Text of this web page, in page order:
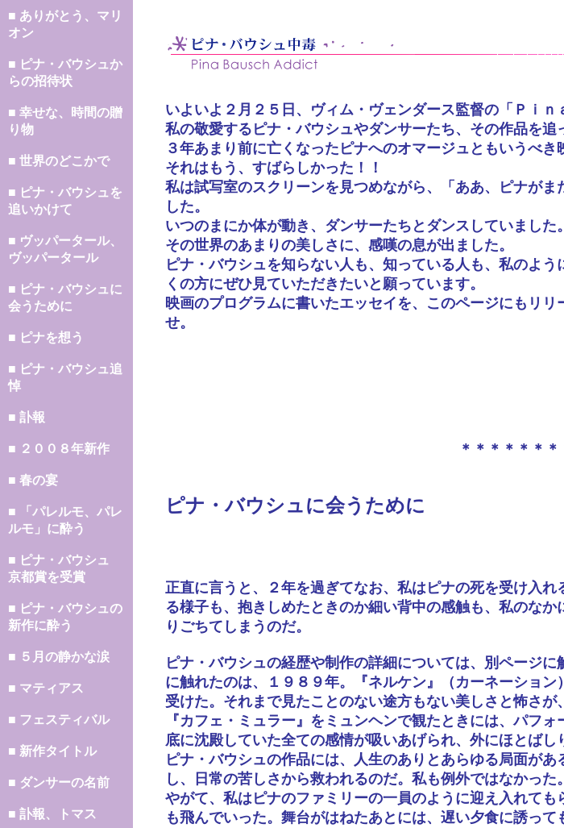
■ ありがとう、マリ
オン
■ ピナ・バウシュか
らの招待状
■ 幸せな、時間の贈
り物
■ 世界のどこかで
■ ピナ・バウシュを
追いかけて
■ ヴッパータール、
ヴッパータール
■ ピナ・バウシュに
会うために
■ ピナを想う
■ ピナ・バウシュ追
悼
■ 訃報
■ ２００８年新作
■ 春の宴
■ 「パレルモ、パレ
ルモ」に酔う
■ ピナ・バウシュ
京都賞を受賞
■ ピナ・バウシュの
新作に酔う
■ ５月の静かな涙
■ マティアス
■ フェスティバル
■ 新作タイトル
■ ダンサーの名前
■ 訃報、トマス
いよいよ２月２５日、ヴィム・ヴェンダース監督の「Ｐｉｎ
私の敬愛するピナ・バウシュやダンサーたち、その作品を追
３年あまり前に亡くなったピナへのオマージュともいうべき
それはもう、すばらしかった！！
私は試写室のスクリーンを見つめながら、「ああ、ピナがま
した。
いつのまにか体が動き、ダンサーたちとダンスしていました。
その世界のあまりの美しさに、感嘆の息が出ました。
ピナ・バウシュを知らない人も、知っている人も、私のよ
くの方にぜひ見ていただきたいと願っています。
映画のプログラムに書いたエッセイを、このページにもリリ
せ。
＊＊＊＊＊＊
ピナ・バウシュに会うために
正直に言うと、２年を過ぎてなお、私はピナの死を受け入
る様子も、抱きしめたときのか細い背中の感触も、私のな
りごちてしまうのだ。
ピナ・バウシュの経歴や制作の詳細については、別ページ
に触れたのは、１９８９年。『ネルケン』（カーネーショ
受けた。それまで見たことのない途方もない美しさと怖さ
『カフェ・ミュラー』をミュンヘンで観たときには、パフ
底に沈殿していた全ての感情が吸いあげられ、外にほとばし
ピナ・バウシュの作品には、人生のありとあらゆる局面が
し、日常の苦しさから救われるのだ。私も例外ではなかった。
やがて、私はピナのファミリーの一員のように迎え入れて
も飛んでいった。舞台がはねたあとには、遅い夕食に誘っ